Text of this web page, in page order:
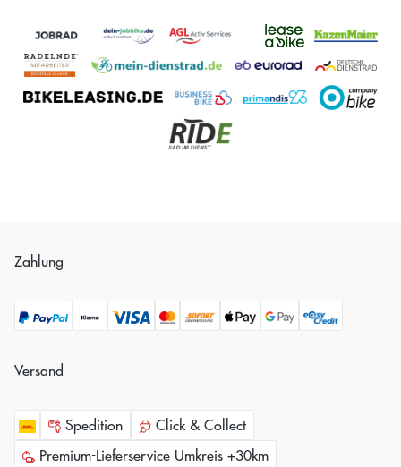
Zahlung
Versand
Spedition
Click & Collect
Premium-Lieferservice Umkreis +30km